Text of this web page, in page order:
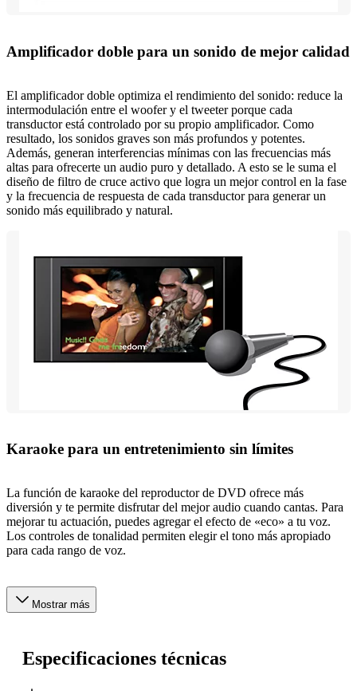
Amplificador doble para un sonido de mejor calidad
El amplificador doble optimiza el rendimiento del sonido: reduce la
intermodulación entre el woofer y el tweeter porque cada
transductor está controlado por su propio amplificador. Como
resultado, los sonidos graves son más profundos y potentes.
Además, generan interferencias mínimas con las frecuencias más
altas para ofrecerte un audio puro y detallado. A esto se le suma el
diseño de filtro de cruce activo que logra un mejor control en la fase
y la frecuencia de respuesta de cada transductor para generar un
sonido más equilibrado y natural.
Karaoke para un entretenimiento sin límites
La función de karaoke del reproductor de DVD ofrece más
diversión y te permite disfrutar del mejor audio cuando cantas. Para
mejorar tu actuación, puedes agregar el efecto de «eco» a tu voz.
Los controles de tonalidad permiten elegir el tono más apropiado
para cada rango de voz.
Mostrar más
Especificaciones técnicas